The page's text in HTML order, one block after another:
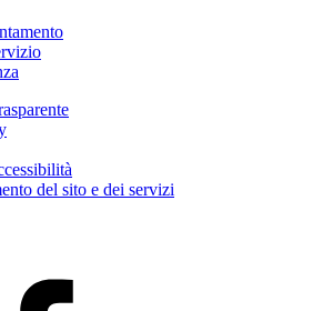
del sito e dei servizi